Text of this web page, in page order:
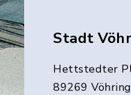
Stadt
Hettstedter
89269